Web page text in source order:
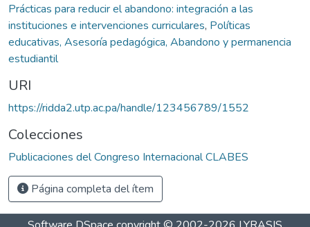
Prácticas para reducir el abandono: integración a las
instituciones e intervenciones curriculares, Políticas
educativas, Asesoría pedagógica, Abandono y permanencia
estudiantil
URI
https://ridda2.utp.ac.pa/handle/123456789/1552
Colecciones
Publicaciones del Congreso Internacional CLABES
Página completa del ítem